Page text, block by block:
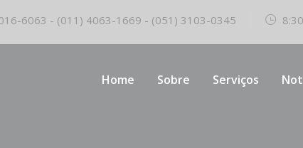
6063 - (011) 4063-1669 - (051) 3103-0345
Home Sobre Serviços